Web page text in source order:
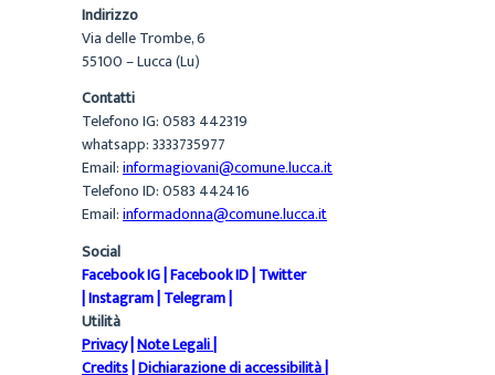
Indirizzo
Via delle Trombe, 6
55100 – Lucca (Lu)
Contatti
Telefono IG: 0583 442319
whatsapp: 3333735977
Email:informagiovani@comune.lucca.it
Telefono ID: 0583 442416
Email:informadonna@comune.lucca.it
Social
Facebook IG|Facebook ID|Twitter
|Instagram|Telegram|
Utilità
Privacy|Note Legali|
Credits|Dichiarazione di accessibilità|